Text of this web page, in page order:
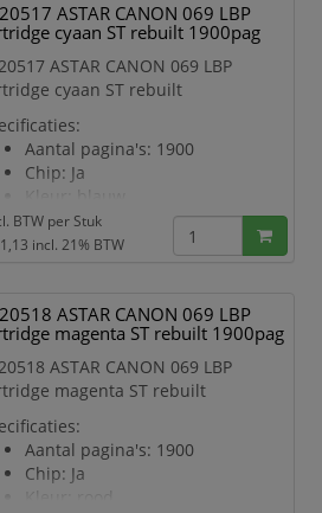
ASTAR CANON 069 LBP
cyaan ST rebuilt 1900pag
ASTAR CANON 069 LBP
cyaan ST rebuilt
Aantal pagina's: 1900
Chip: Ja
Geschikt voor printermodel:
LBP673
BTW per Stuk
incl. 21% BTW
ASTAR CANON 069 LBP
magenta ST rebuilt 1900pag
ASTAR CANON 069 LBP
magenta ST rebuilt
Aantal pagina's: 1900
Chip: Ja